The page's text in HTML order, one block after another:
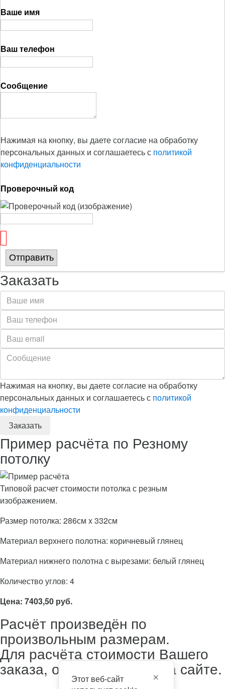
Этот веб-сайт
Ваше имя
Ваш телефон
Сообщение
Нажимая на кнопку, вы даете согласие на обработку
персональных данных и соглашаетесь с политикой
конфиденциальности
Проверочный код
Отправить
Заказать
Нажимая на кнопку, вы даете согласие на обработку
персональных данных и соглашаетесь с политикой
конфиденциальности
Пример расчёта по Резному
потолку
Типовой расчет стоимости потолка с резным
изображением.
Размер потолка: 286см x 332см
Материал верхнего полотна: коричневый глянец
Материал нижнего полотна с вырезами: белый глянец
Количество углов: 4
Цена: 7403,50 руб.
Расчёт произведён по
произвольным размерам.
Для расчёта стоимости Вашего
заказа, оставьте заявку на сайте.